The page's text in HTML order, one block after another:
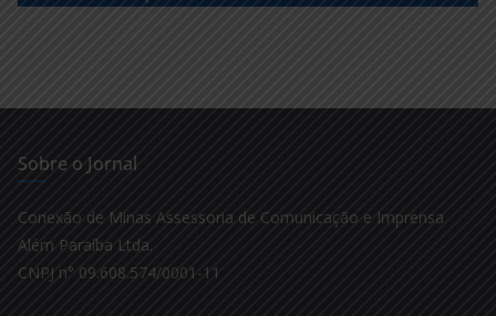
Sobre o Jornal
Conexão de Minas Assessoria de Comunicação e Imprensa
Além Paraíba Ltda.
CNPJ n° 09.608.574/0001-11